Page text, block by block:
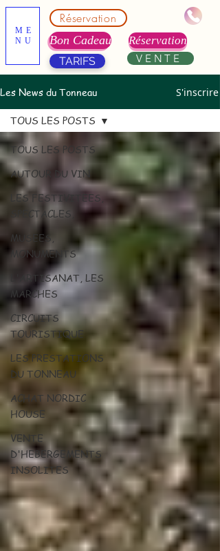
ME
NU
Réservation
Bon Cadeau
TARIFS
Réservation
VENTE
Les News du Tonneau S'inscrire
TOUS LES POSTS
AUTOUR DU VIN
LES FESTIVITEES,
SPECTACLES,
MUSEES,
MONUMENTS
L'ARTISANAT, LES
MARCHES
CIRCUITS
TOURISTIQUE
LES PRESTATIONS
DU TONNEAU
ACHAT NORDIC
HOUSE
VENTE
D'HEBERGEMENTS
INSOLITES
TOUS LES POSTS